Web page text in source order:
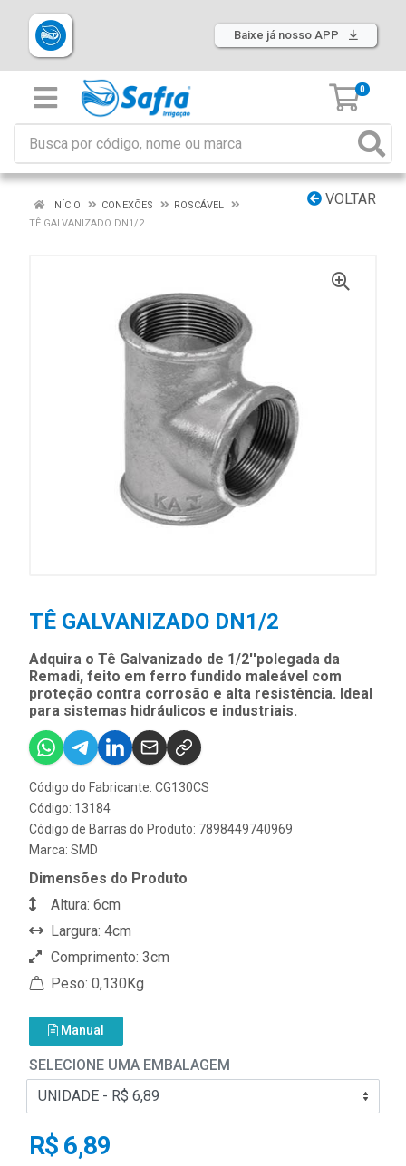
Baixe já nosso APP
0
VOLTAR
INÍCIO CONEXÕES
ROSCÁVEL
TÊ GALVANIZADO DN1/2
TÊ GALVANIZADO DN1/2
Adquira o Tê Galvanizado de 1/2''polegada da
Remadi, feito em ferro fundido maleável com
proteção contra corrosão e alta resistência. Ideal
para sistemas hidráulicos e industriais.
Código do Fabricante: CG130CS
Código: 13184
Código de Barras do Produto: 7898449740969
Marca: SMD
Dimensões do Produto
Altura: 6cm
Largura: 4cm
Comprimento: 3cm
Peso: 0,130Kg
Manual
SELECIONE UMA EMBALAGEM
R$ 6,89